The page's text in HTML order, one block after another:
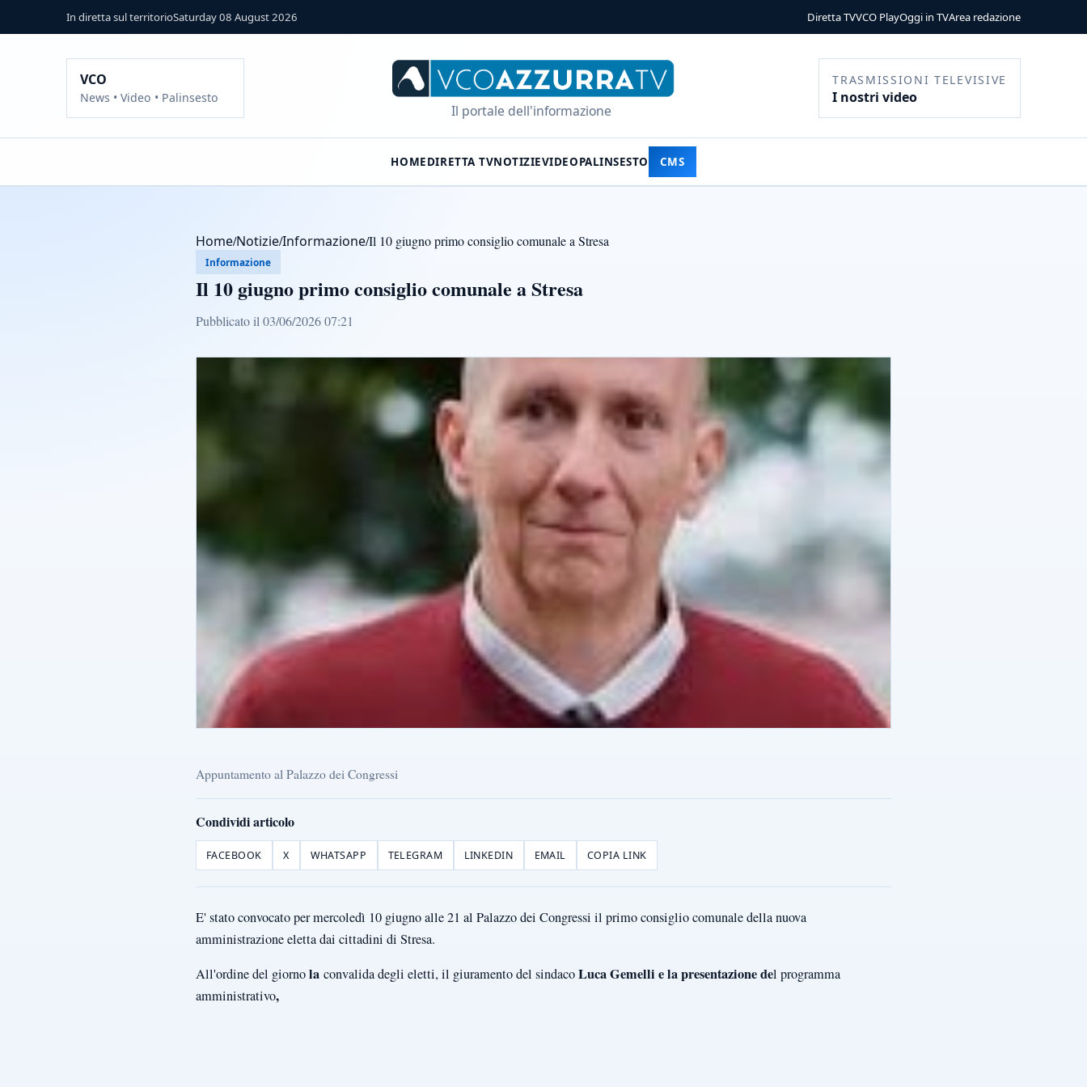
In diretta sul territorioSaturday 08 August 2026 Diretta TVVCO PlayOggi in TVArea redazione
VCO
News • Video • Palinsesto
Il portale dell'informazione
TRASMISSIONI TELEVISIVE
I nostri video
HOMEDIRETTA TVNOTIZIEVIDEOPALINSESTO CMS
Home/Notizie/Informazione/Il 10 giugno primo consiglio comunale a Stresa
Informazione
Il 10 giugno primo consiglio comunale a Stresa
Pubblicato il 03/06/2026 07:21
Appuntamento al Palazzo dei Congressi
Condividi articolo
FACEBOOK X WHATSAPP TELEGRAM LINKEDIN EMAIL COPIA LINK
E' stato convocato per mercoledì 10 giugno alle 21 al Palazzo dei Congressi il primo consiglio comunale della nuova
amministrazione eletta dai cittadini di Stresa.
All'ordine del giornola convalida degli eletti, il giuramento del sindacoLuca Gemelli e la presentazione del programma
amministrativo,